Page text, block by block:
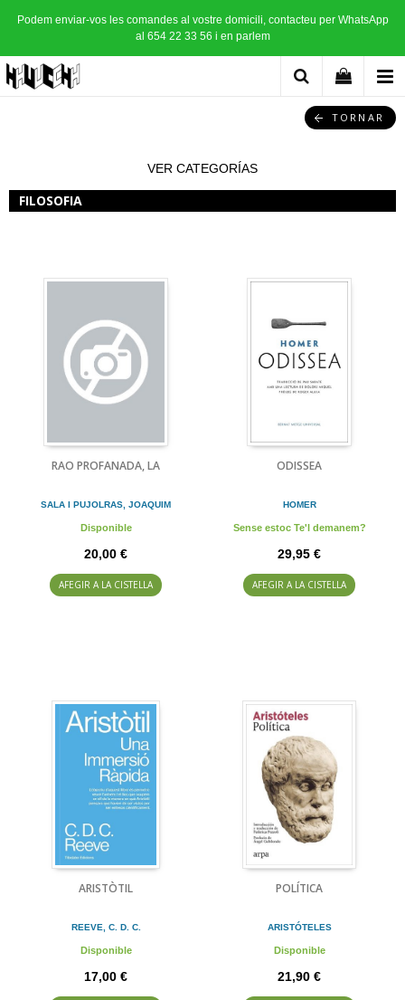
Podem enviar-vos les comandes al vostre domicili, contacteu per WhatsApp
al 654 22 33 56 i en parlem
TORNAR
VER CATEGORÍAS
FILOSOFIA
RAO PROFANADA, LA
SALA I PUJOLRAS, JOAQUIM
Disponible
20,00 €
AFEGIR A LA CISTELLA
ODISSEA
HOMER
Sense estoc Te'l demanem?
29,95 €
AFEGIR A LA CISTELLA
ARISTÒTIL
REEVE, C. D. C.
Disponible
17,00 €
POLÍTICA
ARISTÓTELES
Disponible
21,90 €